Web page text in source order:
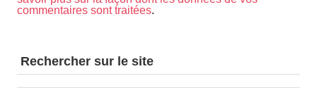
commentaires sont traitées.
Rechercher sur le site